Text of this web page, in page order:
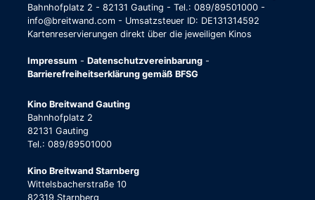
Bahnhofplatz 2 - 82131 Gauting - Tel.: 089/89501000 -
info@breitwand.com - Umsatzsteuer ID: DE131314592
Kartenreservierungen direkt über die jeweiligen Kinos
Impressum - Datenschutzvereinbarung -
Barrierefreiheitserklärung gemäß BFSG
Kino Breitwand Gauting
Bahnhofplatz 2
82131 Gauting
Tel.: 089/89501000
Kino Breitwand Starnberg
Wittelsbacherstraße 10
82319 Starnberg